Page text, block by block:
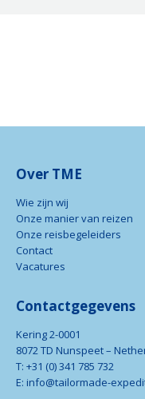
Over TME
Wie zijn wij
Onze manier van reizen
Onze reisbegeleiders
Contact
Vacatures
Contactgegevens
Kering 2-0001
8072 TD Nunspeet –
T: +31 (0) 341 785 732
E: info@tailormade-